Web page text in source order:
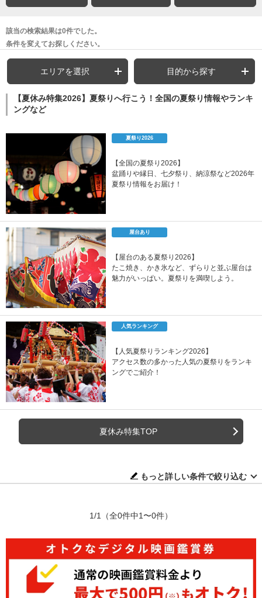
該当の検索結果は0件でした。
条件を変えてお探しください。
エリアを選択 目的から探す
【夏休み特集2026】夏祭りへ行こう！全国の夏祭り情報やランキ
ングなど
夏祭り2026
【全国の夏祭り2026】
盆踊りや縁日、七夕祭り、納涼祭など2026年
夏祭り情報をお届け！
屋台あり
【屋台のある夏祭り2026】
たこ焼き、かき氷など、ずらりと並ぶ屋台は
魅力がいっぱい。夏祭りを満喫しよう。
人気ランキング
【人気夏祭りランキング2026】
アクセス数の多かった人気の夏祭りをランキ
ングでご紹介！
夏休み特集TOP
もっと詳しい条件で絞り込む
1/1 （全0件中1〜0件）